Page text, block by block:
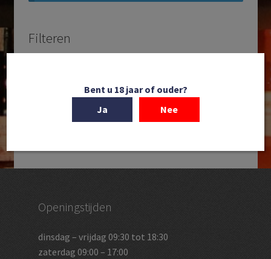
Filteren
Openingstijden
dinsdag – vrijdag 09:30 tot 18:30
zaterdag 09:00 – 17:00
Bent u 18 jaar of ouder?
Ja
Nee